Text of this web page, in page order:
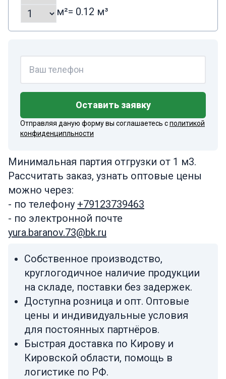
м²= 0.12 м³
Оставить заявку
Отправляя даную форму вы соглашаетесь сполитикой
конфиденципльности
Минимальная партия отгрузки от 1 м3.
Рассчитать заказ, узнать оптовые цены
можно через:
- по телефону +79123739463
- по электронной почте
yura.baranov.73@bk.ru
Собственное производство,
круглогодичное наличие продукции
на складе, поставки без задержек.
Доступна розница и опт. Оптовые
цены и индивидуальные условия
для постоянных партнёров.
Быстрая доставка по Кирову и
Кировской области, помощь в
логистике по РФ.